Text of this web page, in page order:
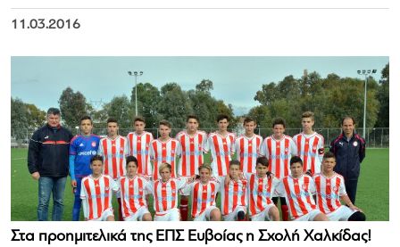
11.03.2016
Στα προημιτελικά της ΕΠΣ Ευβοίας η Σχολή Χαλκίδας!